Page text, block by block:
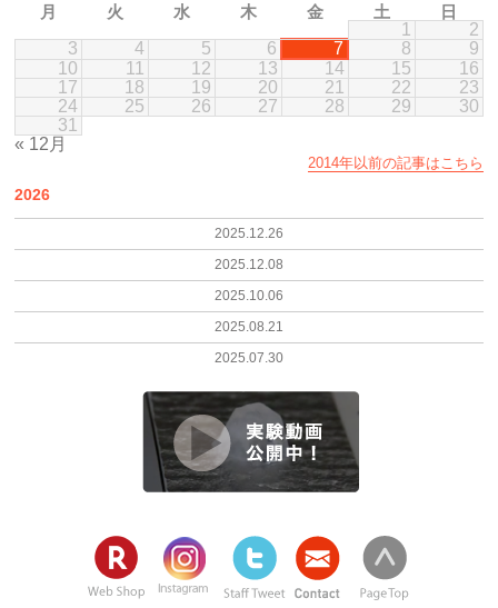
月 火 水 木 金 土
日
1
2
3
4 5 6 7 8
9
10
11 12 13 14 15
16
17
18 19 20 21 22
23
24
25 26 27 28 29
30
31
« 12月
2014年以前の記事はこちら
2026
2025.12.26
2025.12.08
2025.10.06
2025.08.21
2025.07.30